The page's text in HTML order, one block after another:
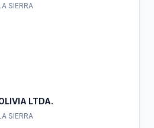
SIERRA
LTDA.
SIERRA